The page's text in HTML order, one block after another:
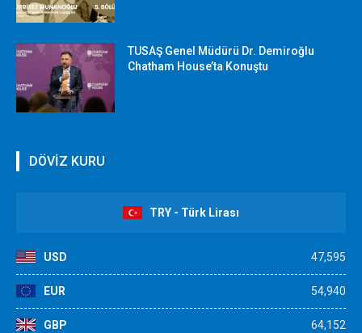
TUSAŞ Genel Müdürü Dr. Demiroğlu
Chatham House’ta Konuştu
DÖVİZ KURU
TRY - Türk Lirası
USD 47,595
EUR 54,940
GBP 64,152